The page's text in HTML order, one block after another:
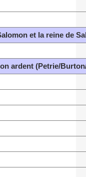
et la reine de
ardent (Petrie/